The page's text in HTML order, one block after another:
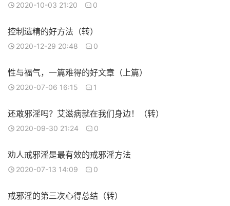
2020-10-03 21:20 0
控制遗精的好方法（转）
2020-12-29 20:48 0
性与福气，一篇难得的好文章（上篇）
2020-07-06 16:15 1
还敢邪淫吗？艾滋病就在我们身边！（转）
2020-09-30 21:24 0
劝人戒邪淫是最有效的戒邪淫方法
2020-07-13 14:09 0
戒邪淫的第三次心得总结（转）